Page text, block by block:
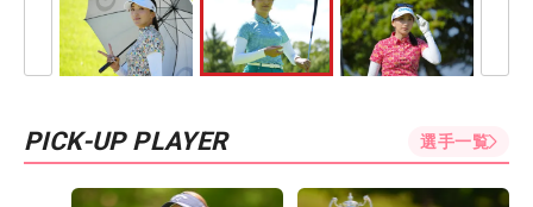
PICK-UP PLAYER 選手一覧